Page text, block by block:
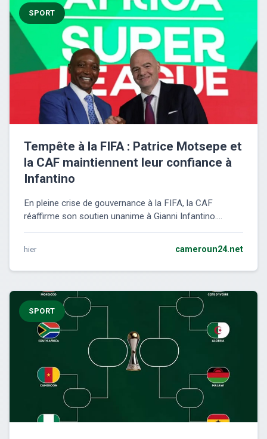
SPORT
Tempête à la FIFA : Patrice Motsepe et
la CAF maintiennent leur confiance à
Infantino
En pleine crise de gouvernance à la FIFA, la CAF
réaffirme son soutien unanime à Gianni Infantino....
hier cameroun24.net
SPORT